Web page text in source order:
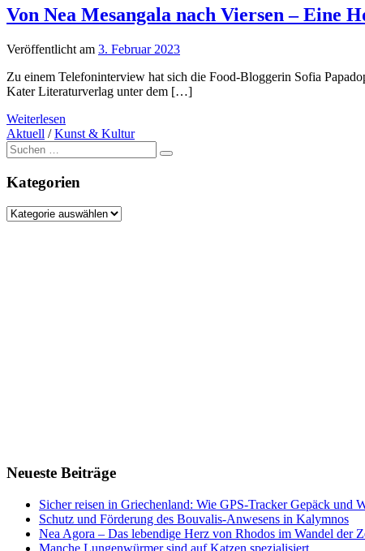
Von Nea Mesangala nach Viersen – Eine
Veröffentlicht am 3. Februar 2023
Zu einem Telefoninterview hat sich die Food-Bloggerin Sofia
Kater Literaturverlag unter dem […]
Weiterlesen
Aktuell /Kunst & Kultur
Suche
nach:
Kategorien
Kategorien
Neueste Beiträge
Sicher reisen in Griechenland: Wie GPS-Tracker Gepäck und
Schutz und Förderung des Bouvalis-Anwesens in Kalymnos
Nea Agora – Das lebendige Herz von Rhodos im Wandel der
Manche Lungenwürmer sind auf Katzen spezialisiert